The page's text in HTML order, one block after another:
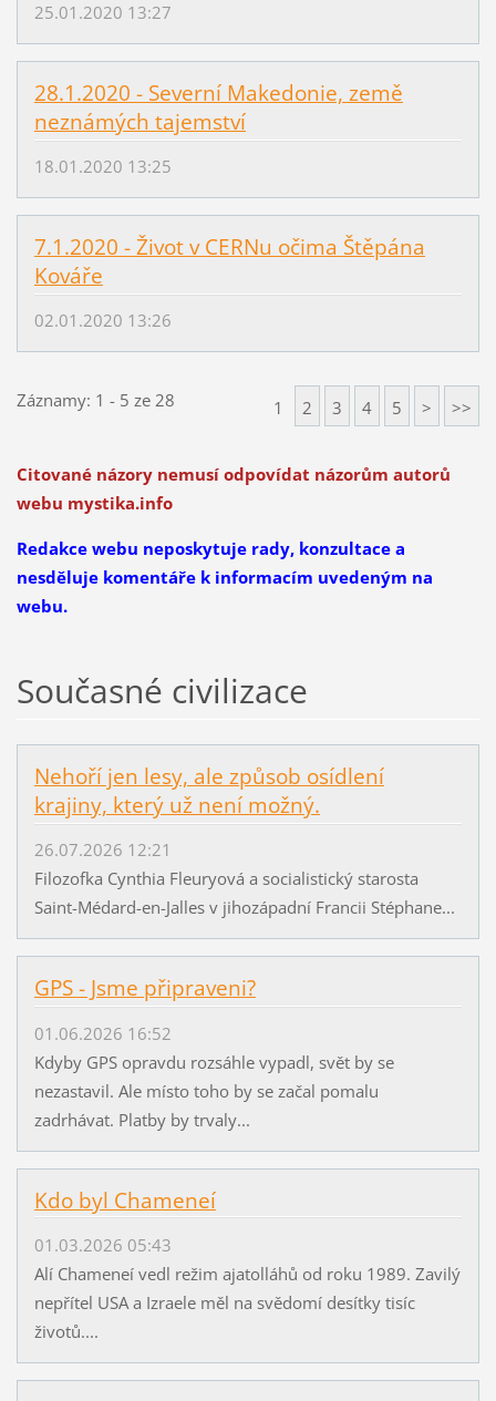
25.01.2020 13:27
28.1.2020 - Severní Makedonie, země
neznámých tajemství
18.01.2020 13:25
7.1.2020 - Život v CERNu očima Štěpána
Kováře
02.01.2020 13:26
Záznamy: 1 - 5 ze 28 1 2 3 4 5 > >>
Citované názory nemusí odpovídat názorům autorů
webu mystika.info
Redakce webu neposkytuje rady, konzultace a
nesděluje komentáře k informacím uvedeným na
webu.
Současné civilizace
Nehoří jen lesy, ale způsob osídlení
krajiny, který už není možný.
26.07.2026 12:21
Filozofka Cynthia Fleuryová a socialistický starosta
Saint-Médard-en-Jalles v jihozápadní Francii Stéphane...
GPS - Jsme připraveni?
01.06.2026 16:52
Kdyby GPS opravdu rozsáhle vypadl, svět by se
nezastavil. Ale místo toho by se začal pomalu
zadrhávat. Platby by trvaly...
Kdo byl Chameneí
01.03.2026 05:43
Alí Chameneí vedl režim ajatolláhů od roku 1989. Zavilý
nepřítel USA a Izraele měl na svědomí desítky tisíc
životů....